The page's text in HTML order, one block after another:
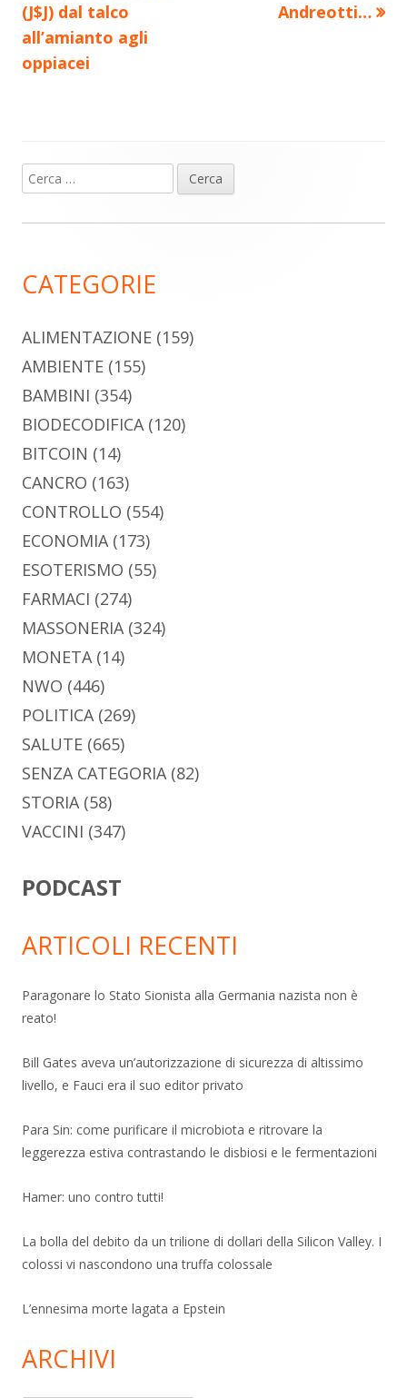
(J$J) dal talco
all’amianto agli
oppiacei
Andreotti…
Barra
laterale
Ricerca
per:
CATEGORIE
ALIMENTAZIONE (159)
AMBIENTE (155)
BAMBINI (354)
BIODECODIFICA (120)
BITCOIN (14)
CANCRO (163)
CONTROLLO (554)
ECONOMIA (173)
ESOTERISMO (55)
FARMACI (274)
MASSONERIA (324)
MONETA (14)
NWO (446)
POLITICA (269)
SALUTE (665)
SENZA CATEGORIA (82)
STORIA (58)
VACCINI (347)
PODCAST
ARTICOLI RECENTI
Paragonare lo Stato Sionista alla Germania nazista non è
reato!
Bill Gates aveva un’autorizzazione di sicurezza di altissimo
livello, e Fauci era il suo editor privato
Para Sin: come purificare il microbiota e ritrovare la
leggerezza estiva contrastando le disbiosi e le fermentazioni
Hamer: uno contro tutti!
La bolla del debito da un trilione di dollari della Silicon Valley. I
colossi vi nascondono una truffa colossale
L’ennesima morte lagata a Epstein
ARCHIVI